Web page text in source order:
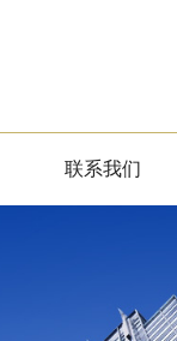
联系我们